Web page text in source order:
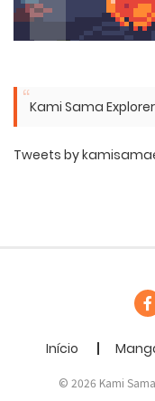
Kami Sama Explorer
Tweets by
Início
© 2026 Kami